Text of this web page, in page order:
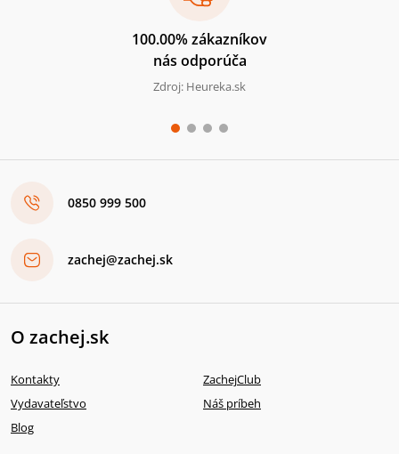
100.00% zákazníkov
nás odporúča
Zdroj: Heureka.sk
0850 999 500
zachej@zachej.sk
O zachej.sk
Kontakty
ZachejClub
Vydavateľstvo
Náš príbeh
Blog